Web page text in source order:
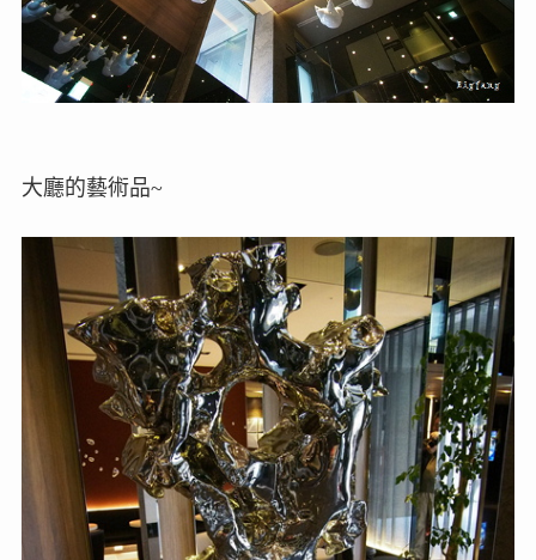
大廳的藝術品~